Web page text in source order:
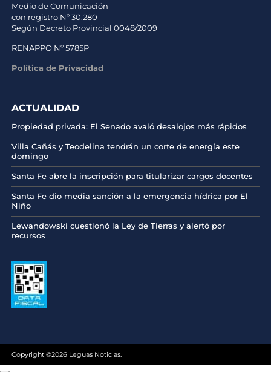
Medio de Comunicación
con registro Nº 30.280
Según Decreto Provincial 0048/2009
RENAPPO Nº 5785P
Política de Privacidad
ACTUALIDAD
Propiedad privada: El Senado avaló desalojos más rápidos
Villa Cañás y Teodelina tendrán un corte de energía este
domingo
Santa Fe abre la inscripción para titularizar cargos docentes
Santa Fe dio media sanción a la emergencia hídrica por El
Niño
Lewandowski cuestionó la Ley de Tierras y alertó por
recursos
Copyright ©2026 Leguas Noticias.